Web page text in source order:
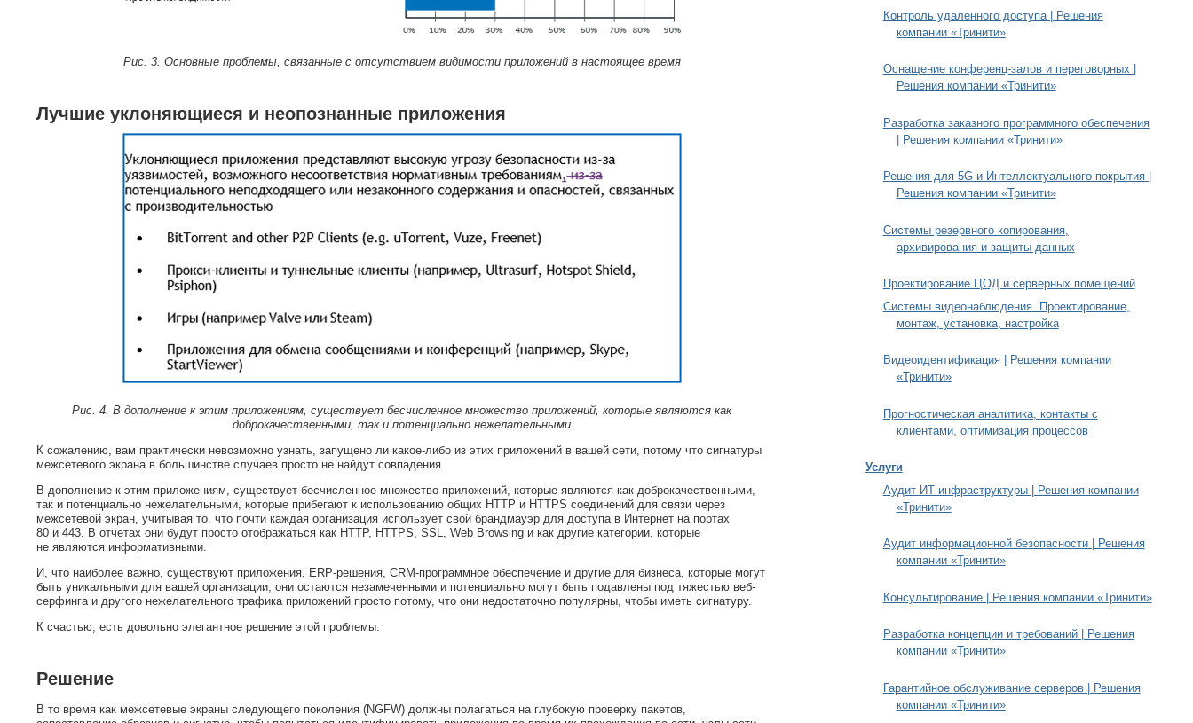
Рис. 3. Основные проблемы, связанные с отсутствием видимости приложений в настоящее время
Лучшие уклоняющиеся и неопознанные приложения
Рис. 4.В дополнение к этим приложениям, существует бесчисленное множество приложений, которые являются как
доброкачественными, так и потенциально нежелательными
К сожалению, вам практически невозможно узнать, запущено ли какое-либо из этих приложений в вашей сети, потому что сигнатуры
межсетевого экрана в большинстве случаев просто не найдут совпадения.
В дополнение к этим приложениям, существует бесчисленное множество приложений, которые являются как доброкачественными,
так и потенциально нежелательными, которые прибегают к использованию общих HTTP и HTTPS соединений для связи через
межсетевой экран, учитывая то, что почти каждая организация использует свой брандмауэр для доступа в Интернет на портах
80 и 443. В отчетах они будут просто отображаться как HTTP, HTTPS, SSL, Web Browsing и как другие категории, которые
не являются информативными.
И, что наиболее важно, существуют приложения, ERP-решения, CRM-программное обеспечение и другие для бизнеса, которые могут
быть уникальными для вашей организации, они остаются незамеченными и потенциально могут быть подавлены под тяжестью веб-
серфинга и другого нежелательного трафика приложений просто потому, что они недостаточно популярны, чтобы иметь сигнатуру.
К счастью, есть довольно элегантное решение этой проблемы.
Решение
В то время как межсетевые экраны следующего поколения (NGFW) должны полагаться на глубокую проверку пакетов,
Контроль удаленного доступа | Решения
компании «Тринити»
Оснащение конференц-залов и переговорных |
Решения компании «Тринити»
Разработка заказного программного обеспечения
| Решения компании «Тринити»
Решения для 5G и Интеллектуального покрытия |
Решения компании «Тринити»
Системы резервного копирования,
архивирования и защиты данных
Проектирование ЦОД и серверных помещений
Системы видеонаблюдения. Проектирование,
монтаж, установка, настройка
Видеоидентификация | Решения компании
«Тринити»
Прогностическая аналитика, контакты с
клиентами, оптимизация процессов
Услуги
Аудит ИТ-инфраструктуры | Решения компании
«Тринити»
Аудит информационной безопасности | Решения
компании «Тринити»
Консультирование | Решения компании «Тринити»
Разработка концепции и требований | Решения
компании «Тринити»
Гарантийное обслуживание серверов | Решения
компании «Тринити»